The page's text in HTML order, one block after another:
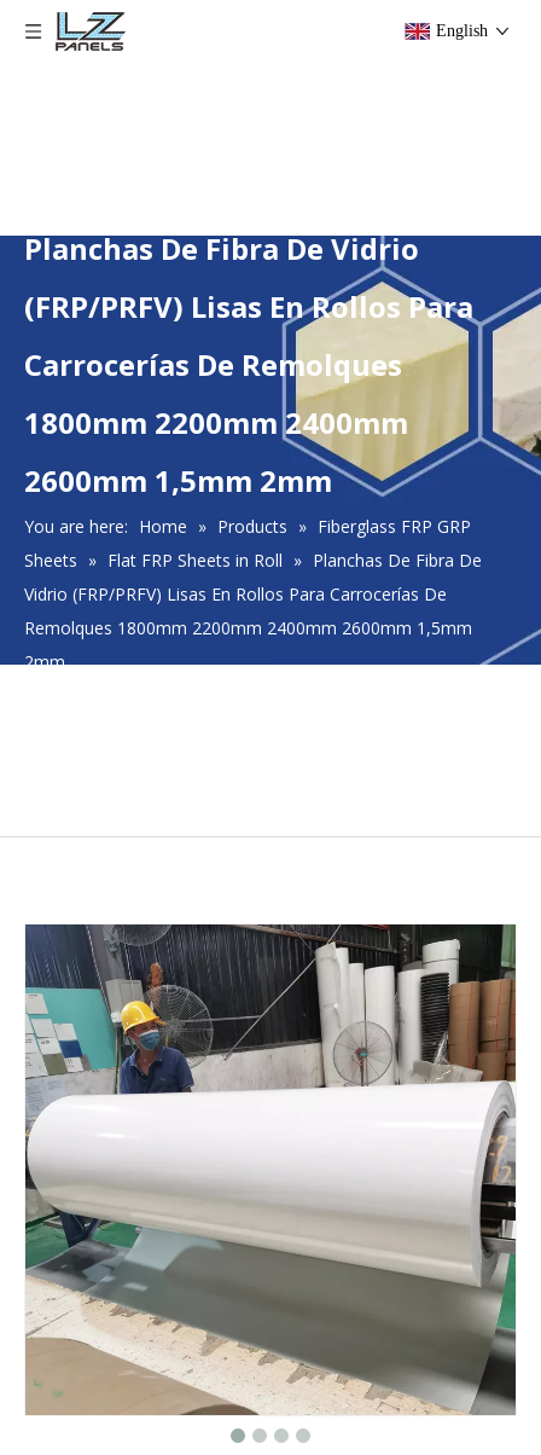
English
​Planchas De Fibra De Vidrio
(FRP/PRFV) Lisas En Rollos Para
Carrocerías De Remolques
1800mm 2200mm 2400mm
2600mm 1,5mm 2mm
You are here: Home » Products » Fiberglass FRP GRP
Sheets » Flat FRP Sheets in Roll » ​Planchas De Fibra De
Vidrio (FRP/PRFV) Lisas En Rollos Para Carrocerías De
Remolques 1800mm 2200mm 2400mm 2600mm 1,5mm
2mm